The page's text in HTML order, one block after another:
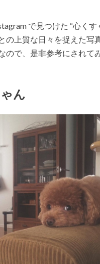
で見つけた “心く
の上質な日々を捉えた写
ので、是非参考にされて
ん